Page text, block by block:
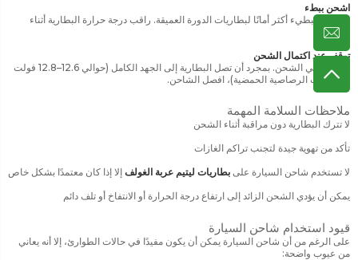
اشحن ببطء
الشحن البطيء أكثر أمانًا لبطاريات الدورة العميقة. راقب درجة حرارة البطارية أثناء
الشحن.
توقف عند اكتمال الشحن
لا تفرط في الشحن. بمجرد أن تصل البطارية إلى الجهد الكامل (حوالي 12.6–12.8 فولت
للبطاريات الرصاصية الحمضية)، افصل الشاحن.
ملاحظات السلامة المهمة
لا تترك البطارية دون مراقبة أثناء الشحن
تأكد من تهوية جيدة لتجنب تراكم الغازات
لا تستخدم شاحن السيارة على بطاريات ليتيم عربة الغولف إلا إذا كان معتمدًا بشكل خاص
يمكن أن يؤدي الشحن الزائد إلى ارتفاع درجة الحرارة أو الانتفاخ أو تلف دائم
قيود استخدام شاحن السيارة
على الرغم من أن شاحن السيارة يمكن أن يكون مفيدًا في حالات الطوارئ، إلا أنه يعاني
من عيوب واضحة: